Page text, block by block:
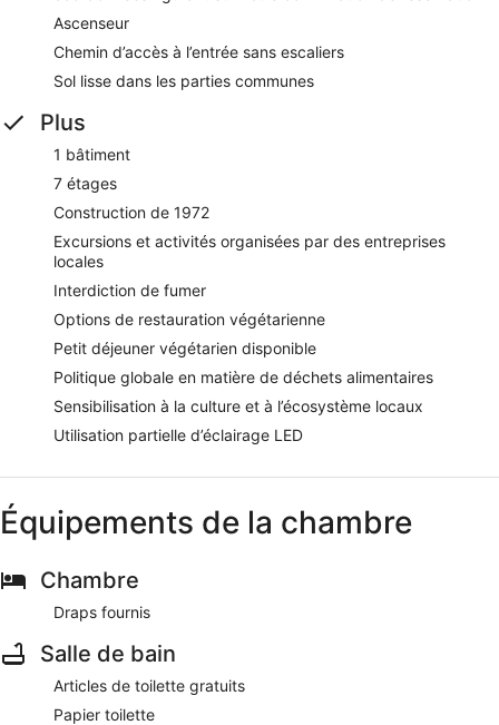
Ascenseur
Chemin d’accès à l’entrée sans escaliers
Sol lisse dans les parties communes
Plus
1 bâtiment
7 étages
Construction de 1972
Excursions et activités organisées par des entreprises
locales
Interdiction de fumer
Options de restauration végétarienne
Petit déjeuner végétarien disponible
Politique globale en matière de déchets alimentaires
Sensibilisation à la culture et à l’écosystème locaux
Utilisation partielle d’éclairage LED
Équipements de la chambre
Chambre
Draps fournis
Salle de bain
Articles de toilette gratuits
Papier toilette